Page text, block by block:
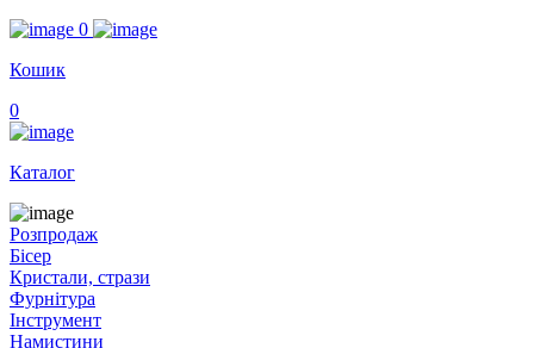
0
Кошик
0
Каталог
Розпродаж
Бісер
Кристали, стрази
Фурнітура
Інструмент
Намистини